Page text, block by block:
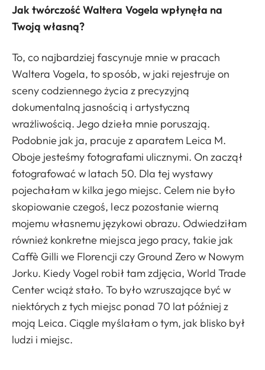
Jak twórczość Waltera Vogela wpłynęła na
Twoją własną?
To, co najbardziej fascynuje mnie w pracach
Waltera Vogela, to sposób, w jaki rejestruje on
sceny codziennego życia z precyzyjną
dokumentalną jasnością i artystyczną
wrażliwością. Jego dzieła mnie poruszają.
Podobnie jak ja, pracuje z aparatem Leica M.
Oboje jesteśmy fotografami ulicznymi. On zaczął
fotografować w latach 50. Dla tej wystawy
pojechałam w kilka jego miejsc. Celem nie było
skopiowanie czegoś, lecz pozostanie wierną
mojemu własnemu językowi obrazu. Odwiedziłam
również konkretne miejsca jego pracy, takie jak
Caffè Gilli we Florencji czy Ground Zero w Nowym
Jorku. Kiedy Vogel robił tam zdjęcia, World Trade
Center wciąż stało. To było wzruszające być w
niektórych z tych miejsc ponad 70 lat później z
moją Leica. Ciągle myślałam o tym, jak blisko był
ludzi i miejsc.